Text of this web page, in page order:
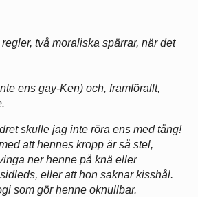
två moraliska spärrar, när det
ens gay-Ken) och, framförallt,
skulle jag inte röra ens med tång!
att hennes kropp är så stel,
ner henne på knä eller
eller att hon saknar kisshål.
som gör henne oknullbar.